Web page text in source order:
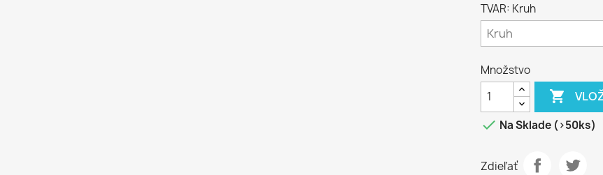
TVAR: Kruh
Množstvo

 Na Sklade (>50ks)
Zdieľať